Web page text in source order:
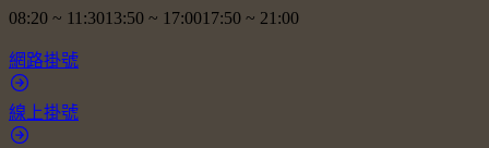
08:20 ~ 11:3013:50 ~ 17:0017:50 ~ 21:00
網路掛號
線上掛號